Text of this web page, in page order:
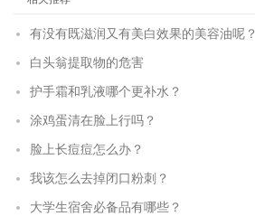
有没有既滋润又有美白效果的美容油呢？
白头翁提取物的危害
护手霜和乳液哪个更补水？
涂鸡蛋清在脸上行吗？
脸上长痘痘怎么办？
我该怎么去掉闭口粉刺？
大学生宿舍必备品有哪些？